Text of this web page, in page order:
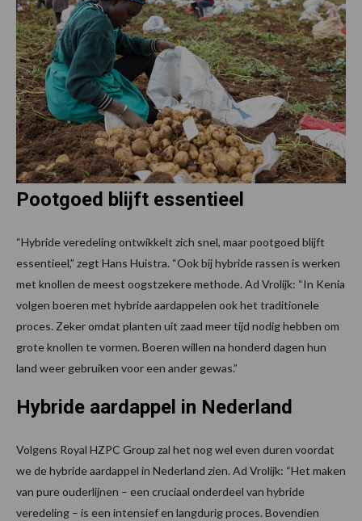
Pootgoed blijft essentieel
“Hybride veredeling ontwikkelt zich snel, maar pootgoed blijft
essentieel,” zegt Hans Huistra. “Ook bij hybride rassen is werken
met knollen de meest oogstzekere methode. Ad Vrolijk: “In Kenia
volgen boeren met hybride aardappelen ook het traditionele
proces. Zeker omdat planten uit zaad meer tijd nodig hebben om
grote knollen te vormen. Boeren willen na honderd dagen hun
land weer gebruiken voor een ander gewas.”
Hybride aardappel in Nederland
Volgens Royal HZPC Group zal het nog wel even duren voordat
we de hybride aardappel in Nederland zien. Ad Vrolijk: “Het maken
van pure ouderlijnen – een cruciaal onderdeel van hybride
veredeling – is een intensief en langdurig proces. Bovendien